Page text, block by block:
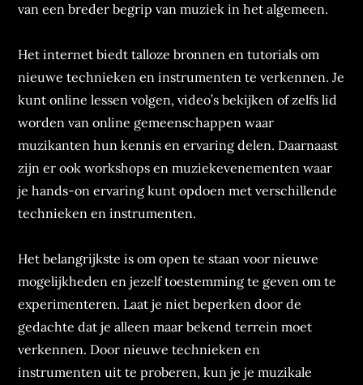
van een breder begrip van muziek in het algemeen.
Het internet biedt talloze bronnen en tutorials om
nieuwe technieken en instrumenten te verkennen. Je
kunt online lessen volgen, video’s bekijken of zelfs lid
worden van online gemeenschappen waar
muzikanten hun kennis en ervaring delen. Daarnaast
zijn er ook workshops en muziekevenementen waar
je hands-on ervaring kunt opdoen met verschillende
technieken en instrumenten.
Het belangrijkste is om open te staan voor nieuwe
mogelijkheden en jezelf toestemming te geven om te
experimenteren. Laat je niet beperken door de
gedachte dat je alleen maar bekend terrein moet
verkennen. Door nieuwe technieken en
instrumenten uit te proberen, kun je je muzikale